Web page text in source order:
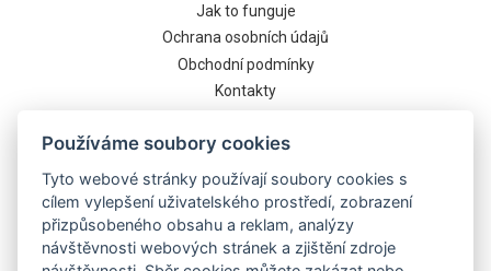
Jak to funguje
Ochrana osobních údajů
Obchodní podmínky
Kontakty
Používáme soubory cookies
Tyto webové stránky používají soubory cookies s
cílem vylepšení uživatelského prostředí, zobrazení
přizpůsobeného obsahu a reklam, analýzy
návštěvnosti webových stránek a zjištění zdroje